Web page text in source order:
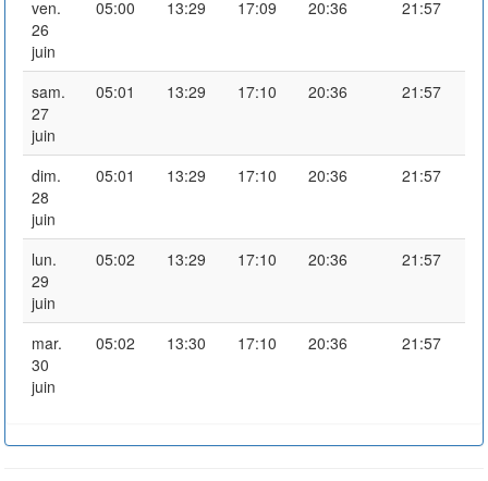
ven.
26
juin
05:00 13:29 17:09 20:36 21:57
sam.
27
juin
05:01 13:29 17:10 20:36 21:57
dim.
28
juin
05:01 13:29 17:10 20:36 21:57
lun.
29
juin
05:02 13:29 17:10 20:36 21:57
mar.
30
juin
05:02 13:30 17:10 20:36 21:57